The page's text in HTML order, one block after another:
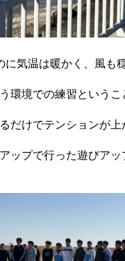
に気温は暖かく、風も
環境での練習という
だけでテンションが
ップで行った遊びア